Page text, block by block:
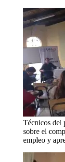
Técnicos del
sobre el
empleo y